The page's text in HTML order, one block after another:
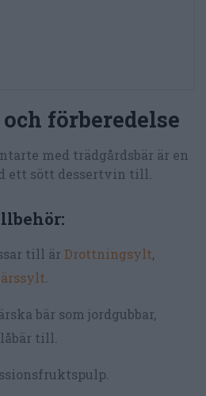
förberedelse
med trädgårdsbär är en
ett sött dessertvin till.
till är Drottningsylt,
.
bär som jordgubbar,
till.